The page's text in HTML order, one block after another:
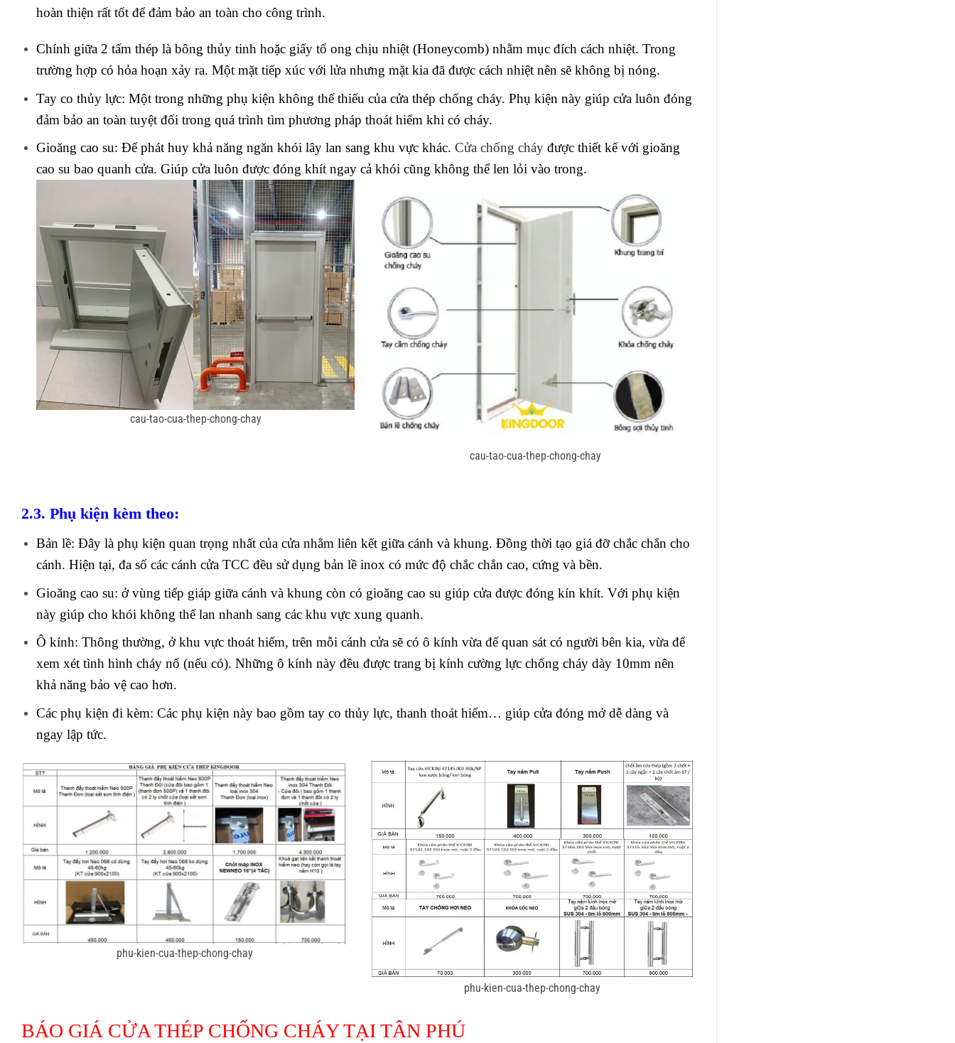
hoàn thiện rất tốt để đảm bảo an toàn cho công trình.
Chính giữa 2 tấm thép là bông thủy tinh hoặc giấy tổ ong chịu nhiệt (Honeycomb) nhằm mục đích cách nhiệt. Trong
trường hợp có hỏa hoạn xảy ra. Một mặt tiếp xúc với lửa nhưng mặt kia đã được cách nhiệt nên sẽ không bị nóng.
Tay co thủy lực: Một trong những phụ kiện không thể thiếu của cửa thép chống cháy. Phụ kiện này giúp cửa luôn đóng
đảm bảo an toàn tuyệt đối trong quá trình tìm phương pháp thoát hiểm khi có cháy.
Gioăng cao su: Để phát huy khả năng ngăn khói lây lan sang khu vực khác. Cửa chống cháyđược thiết kế với gioăng
cao su bao quanh cửa. Giúp cửa luôn được đóng khít ngay cả khói cũng không thể len lỏi vào trong.
cau-tao-cua-thep-chong-chay
cau-tao-cua-thep-chong-chay
2.3. Phụ kiện kèm theo:
Bản lề: Đây là phụ kiện quan trọng nhất của cửa nhằm liên kết giữa cánh và khung. Đồng thời tạo giá đỡ chắc chắn cho
cánh. Hiện tại, đa số các cánh cửa TCC đều sử dụng bản lề inox có mức độ chắc chắn cao, cứng và bền.
Gioăng cao su: ở vùng tiếp giáp giữa cánh và khung còn có gioăng cao su giúp cửa được đóng kín khít. Với phụ kiện
này giúp cho khói không thể lan nhanh sang các khu vực xung quanh.
Ô kính: Thông thường, ở khu vực thoát hiểm, trên mỗi cánh cửa sẽ có ô kính vừa để quan sát có người bên kia, vừa để
xem xét tình hình cháy nổ (nếu có). Những ô kính này đều được trang bị kính cường lực chống cháy dày 10mm nên
khả năng bảo vệ cao hơn.
Các phụ kiện đi kèm: Các phụ kiện này bao gồm tay co thủy lực, thanh thoát hiểm… giúp cửa đóng mở dễ dàng và
ngay lập tức.
phu-kien-cua-thep-chong-chay
phu-kien-cua-thep-chong-chay
BÁO GIÁ CỬA THÉP CHỐNG CHÁY TẠI TÂN PHÚ